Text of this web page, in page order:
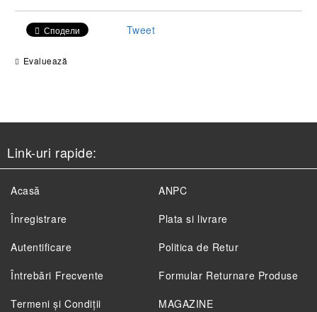
Сподели Tweet
Evaluează
Link-uri rapide:
Acasă
Înregistrare
Autentificare
Întrebări Frecvente
ANPC
Plata si livrare
Politica de Retur
Formular Returnare Produse
Termeni și Condiții
MAGAZINE